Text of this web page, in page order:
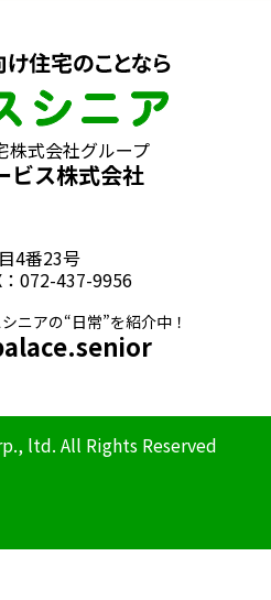
株式会社グループ
ビス株式会社
4番23号
072-437-9956
ニアの“日常”を紹介中！
ltd. All Rights Reserved